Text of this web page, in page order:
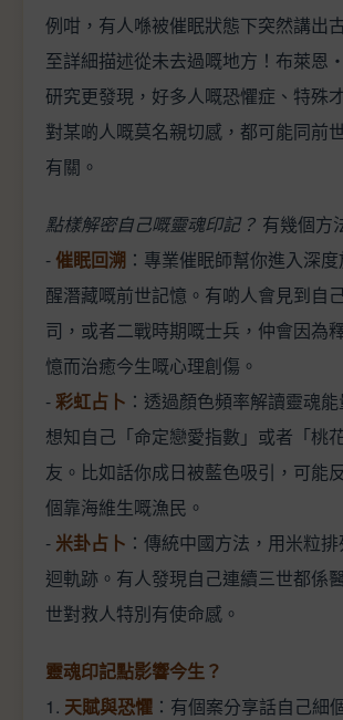
例咁，有人喺被催眠狀態下突然講出
至詳細描述從未去過嘅地方！布萊恩
研究更發現，好多人嘅恐懼症、特殊
對某啲人嘅莫名親切感，都可能同前
有關。
點樣解密自己嘅靈魂印記？ 有幾個方
- 催眠回溯 ：專業催眠師幫你進入深
醒潛藏嘅前世記憶。有啲人會見到自
司，或者二戰時期嘅士兵，仲會因為
憶而治癒今生嘅心理創傷。
-彩虹占卜 ：透過顏色頻率解讀靈魂
想知自己「命定戀愛指數」或者「桃
友。比如話你成日被藍色吸引，可能
個靠海維生嘅漁民。
- 米卦占卜 ：傳統中國方法，用米粒
迴軌跡。有人發現自己連續三世都係
世對救人特別有使命感。
靈魂印記點影響今生？
1. 天賦與恐懼 ：有個案分享話自己細